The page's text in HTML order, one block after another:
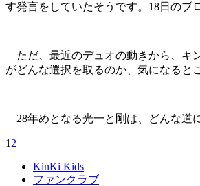
す発言をしていたそうです。18日のブ
ただ、最近のデュオの動きから、キ
がどんな選択を取るのか、気になると
28年めとなる光一と剛は、どんな道
1 2
KinKi Kids
ファンクラブ